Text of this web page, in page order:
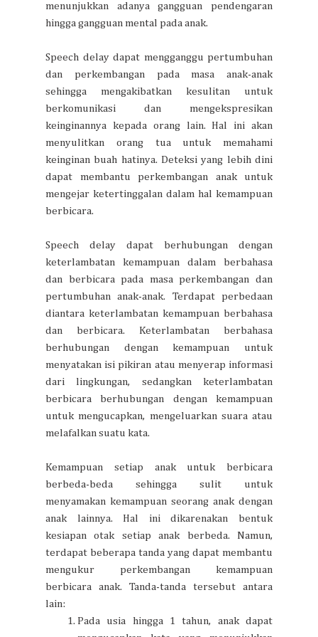
menunjukkan adanya gangguan pendengaran
hingga gangguan mental pada anak.
Speech delay dapat mengganggu pertumbuhan
dan perkembangan pada masa anak-anak
sehingga mengakibatkan kesulitan untuk
berkomunikasi dan mengekspresikan
keinginannya kepada orang lain. Hal ini akan
menyulitkan orang tua untuk memahami
keinginan buah hatinya. Deteksi yang lebih dini
dapat membantu perkembangan anak untuk
mengejar ketertinggalan dalam hal kemampuan
berbicara.
Speech delay dapat berhubungan dengan
keterlambatan kemampuan dalam berbahasa
dan berbicara pada masa perkembangan dan
pertumbuhan anak-anak. Terdapat perbedaan
diantara keterlambatan kemampuan berbahasa
dan berbicara. Keterlambatan berbahasa
berhubungan dengan kemampuan untuk
menyatakan isi pikiran atau menyerap informasi
dari lingkungan, sedangkan keterlambatan
berbicara berhubungan dengan kemampuan
untuk mengucapkan, mengeluarkan suara atau
melafalkan suatu kata.
Kemampuan setiap anak untuk berbicara
berbeda-beda sehingga sulit untuk
menyamakan kemampuan seorang anak dengan
anak lainnya. Hal ini dikarenakan bentuk
kesiapan otak setiap anak berbeda. Namun,
terdapat beberapa tanda yang dapat membantu
mengukur perkembangan kemampuan
berbicara anak. Tanda-tanda tersebut antara
lain:
Pada usia hingga 1 tahun, anak dapat